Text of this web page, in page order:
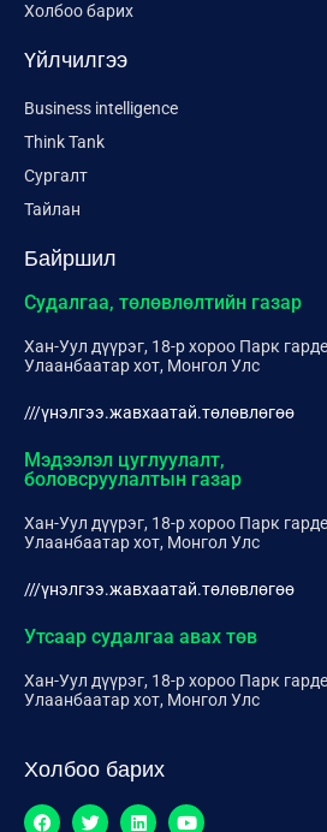
Холбоо барих
Үйлчилгээ
Business intelligence
Think Tank
Сургалт
Тайлан
Байршил
Судалгаа, төлөвлөлтийн газар
Хан-Уул дүүрэг, 18-р хороо Парк
Улаанбаатар хот, Монгол Улс
///үнэлгээ.жавхаатай.төлөвлөгөө
Мэдээлэл цуглуулалт,
боловсруулалтын газар
Хан-Уул дүүрэг, 18-р хороо Парк
Улаанбаатар хот, Монгол Улс
///үнэлгээ.жавхаатай.төлөвлөгөө
Утсаар судалгаа авах төв
Хан-Уул дүүрэг, 18-р хороо Парк
Улаанбаатар хот, Монгол Улс
Холбоо барих